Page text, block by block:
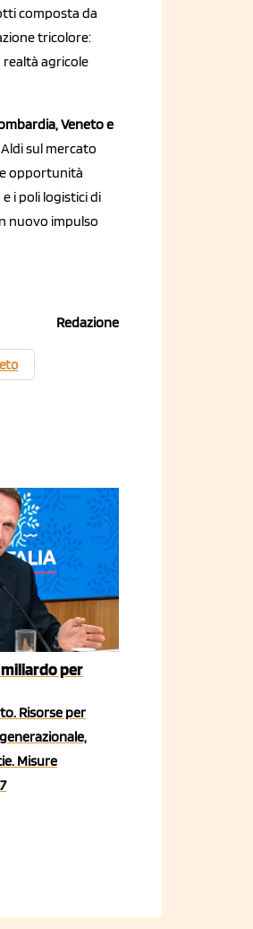
composta da
tricolore:
realtà agricole
Veneto e
sul mercato
opportunità
i poli logistici di
nuovo impulso
Redazione
per
Risorse per
Misure